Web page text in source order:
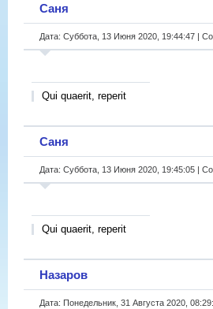
Саня
Дата: Суббота, 13 Июня 2020, 19:44:47 |
Qui quaerit, reperit
Саня
Дата: Суббота, 13 Июня 2020, 19:45:05 |
Qui quaerit, reperit
Назаров
Дата: Понедельник, 31 Августа 2020,